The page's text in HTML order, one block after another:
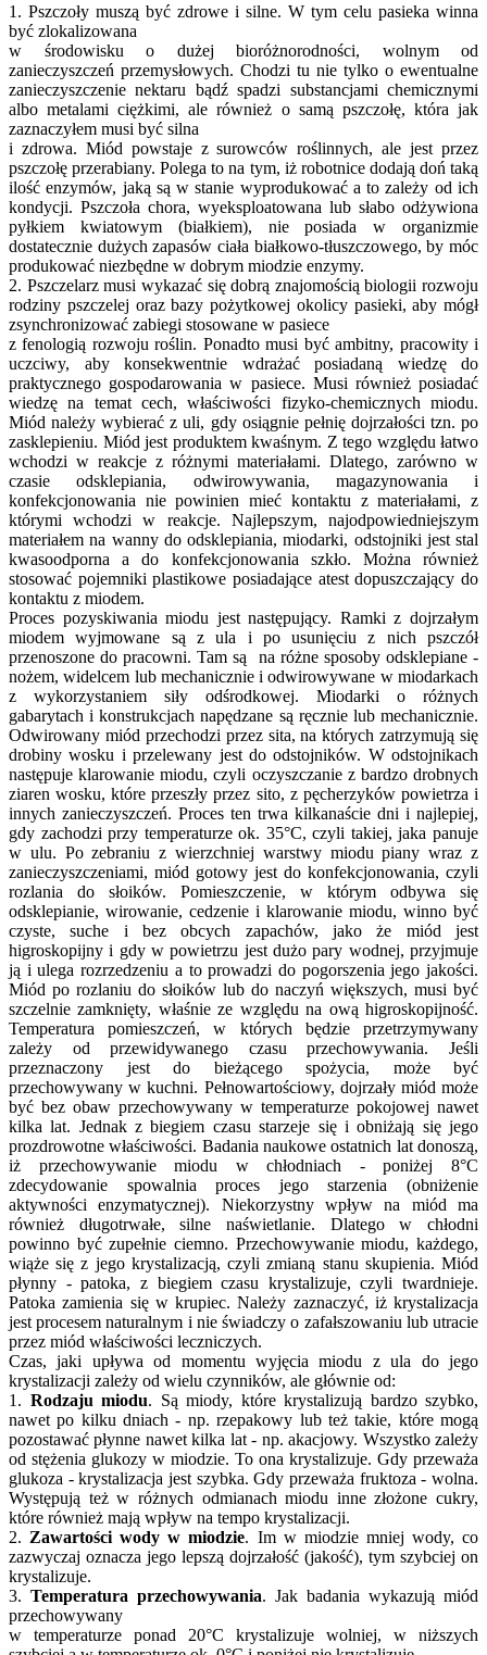
1. Pszczoły muszą być zdrowe i silne. W tym celu pasieka winna
być zlokalizowana
w środowisku o dużej bioróżnorodności, wolnym od
zanieczyszczeń przemysłowych. Chodzi tu nie tylko o ewentualne
zanieczyszczenie nektaru bądź spadzi substancjami chemicznymi
albo metalami ciężkimi, ale również o samą pszczołę, która jak
zaznaczyłem musi być silna
i zdrowa. Miód powstaje z surowców roślinnych, ale jest przez
pszczołę przerabiany. Polega to na tym, iż robotnice dodają doń taką
ilość enzymów, jaką są w stanie wyprodukować a to zależy od ich
kondycji. Pszczoła chora, wyeksploatowana lub słabo odżywiona
pyłkiem kwiatowym (białkiem), nie posiada w organizmie
dostatecznie dużych zapasów ciała białkowo-tłuszczowego, by móc
produkować niezbędne w dobrym miodzie enzymy.
2. Pszczelarz musi wykazać się dobrą znajomością biologii rozwoju
rodziny pszczelej oraz bazy pożytkowej okolicy pasieki, aby mógł
zsynchronizować zabiegi stosowane w pasiece
z fenologią rozwoju roślin. Ponadto musi być ambitny, pracowity i
uczciwy, aby konsekwentnie wdrażać posiadaną wiedzę do
praktycznego gospodarowania w pasiece. Musi również posiadać
wiedzę na temat cech, właściwości fizyko-chemicznych miodu.
Miód należy wybierać z uli, gdy osiągnie pełnię dojrzałości tzn. po
zasklepieniu. Miód jest produktem kwaśnym. Z tego względu łatwo
wchodzi w reakcje z różnymi materiałami. Dlatego, zarówno w
czasie odsklepiania, odwirowywania, magazynowania i
konfekcjonowania nie powinien mieć kontaktu z materiałami, z
którymi wchodzi w reakcje. Najlepszym, najodpowiedniejszym
materiałem na wanny do odsklepiania, miodarki, odstojniki jest stal
kwasoodporna a do konfekcjonowania szkło. Można również
stosować pojemniki plastikowe posiadające atest dopuszczający do
kontaktu z miodem.
Proces pozyskiwania miodu jest następujący. Ramki z dojrzałym
miodem wyjmowane są z ula i po usunięciu z nich pszczół
przenoszone do pracowni. Tam są na różne sposoby odsklepiane -
nożem, widelcem lub mechanicznie i odwirowywane w miodarkach
z wykorzystaniem siły odśrodkowej. Miodarki o różnych
gabarytach i konstrukcjach napędzane są ręcznie lub mechanicznie.
Odwirowany miód przechodzi przez sita, na których zatrzymują się
drobiny wosku i przelewany jest do odstojników. W odstojnikach
następuje klarowanie miodu, czyli oczyszczanie z bardzo drobnych
ziaren wosku, które przeszły przez sito, z pęcherzyków powietrza i
innych zanieczyszczeń. Proces ten trwa kilkanaście dni i najlepiej,
gdy zachodzi przy temperaturze ok. 35°C, czyli takiej, jaka panuje
w ulu. Po zebraniu z wierzchniej warstwy miodu piany wraz z
zanieczyszczeniami, miód gotowy jest do konfekcjonowania, czyli
rozlania do słoików. Pomieszczenie, w którym odbywa się
odsklepianie, wirowanie, cedzenie i klarowanie miodu, winno być
czyste, suche i bez obcych zapachów, jako że miód jest
higroskopijny i gdy w powietrzu jest dużo pary wodnej, przyjmuje
ją i ulega rozrzedzeniu a to prowadzi do pogorszenia jego jakości.
Miód po rozlaniu do słoików lub do naczyń większych, musi być
szczelnie zamknięty, właśnie ze względu na ową higroskopijność.
Temperatura pomieszczeń, w których będzie przetrzymywany
zależy od przewidywanego czasu przechowywania. Jeśli
przeznaczony jest do bieżącego spożycia, może być
przechowywany w kuchni. Pełnowartościowy, dojrzały miód może
być bez obaw przechowywany w temperaturze pokojowej nawet
kilka lat. Jednak z biegiem czasu starzeje się i obniżają się jego
prozdrowotne właściwości. Badania naukowe ostatnich lat donoszą,
iż przechowywanie miodu w chłodniach - poniżej 8°C
zdecydowanie spowalnia proces jego starzenia (obniżenie
aktywności enzymatycznej). Niekorzystny wpływ na miód ma
również długotrwałe, silne naświetlanie. Dlatego w chłodni
powinno być zupełnie ciemno. Przechowywanie miodu, każdego,
wiąże się z jego krystalizacją, czyli zmianą stanu skupienia. Miód
płynny - patoka, z biegiem czasu krystalizuje, czyli twardnieje.
Patoka zamienia się w krupiec. Należy zaznaczyć, iż krystalizacja
jest procesem naturalnym i nie świadczy o zafałszowaniu lub utracie
przez miód właściwości leczniczych.
Czas, jaki upływa od momentu wyjęcia miodu z ula do jego
krystalizacji zależy od wielu czynników, ale głównie od:
1. Rodzaju miodu. Są miody, które krystalizują bardzo szybko,
nawet po kilku dniach - np. rzepakowy lub też takie, które mogą
pozostawać płynne nawet kilka lat - np. akacjowy. Wszystko zależy
od stężenia glukozy w miodzie. To ona krystalizuje. Gdy przeważa
glukoza - krystalizacja jest szybka. Gdy przeważa fruktoza - wolna.
Występują też w różnych odmianach miodu inne złożone cukry,
które również mają wpływ na tempo krystalizacji.
2. Zawartości wody w miodzie. Im w miodzie mniej wody, co
zazwyczaj oznacza jego lepszą dojrzałość (jakość), tym szybciej on
krystalizuje.
3. Temperatura przechowywania. Jak badania wykazują miód
przechowywany
w temperaturze ponad 20°C krystalizuje wolniej, w niższych